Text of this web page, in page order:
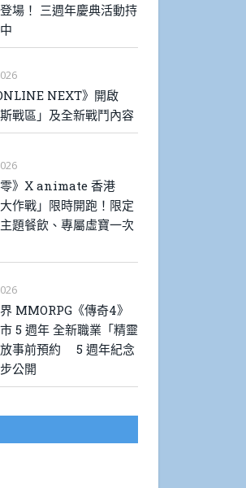
場！ 三週年慶典活動持
NEXT》開啟
斯戰區」及全新戰鬥內容
零》X animate 香港
大作戰」限時開跑！限定
題餐飲、專屬虛寶一次
MMORPG《傳奇4》
5 週年 全新職業「精靈
事前預約 5 週年紀念
公開